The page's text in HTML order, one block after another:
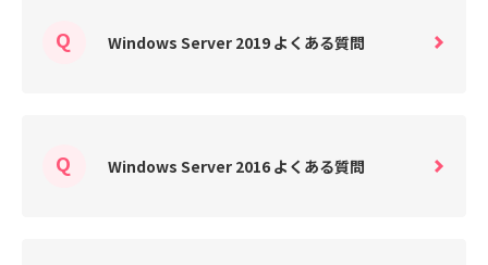
Windows Server 2019 よくある質問
Windows Server 2016 よくある質問